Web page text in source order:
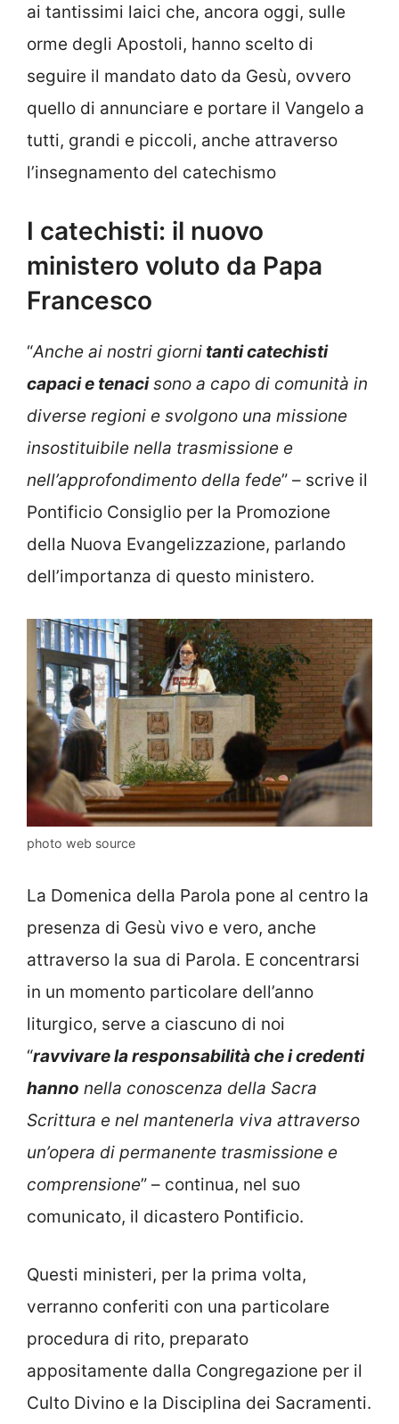
ai tantissimi laici che, ancora oggi, sulle
orme degli Apostoli, hanno scelto di
seguire il mandato dato da Gesù, ovvero
quello di annunciare e portare il Vangelo a
tutti, grandi e piccoli, anche attraverso
l’insegnamento del catechismo
I catechisti: il nuovo
ministero voluto da Papa
Francesco
“Anche ai nostri giorni tanti catechisti
capaci e tenacisono a capo di comunità in
diverse regioni e svolgono una missione
insostituibile nella trasmissione e
nell’approfondimento della fede” – scrive il
Pontificio Consiglio per la Promozione
della Nuova Evangelizzazione, parlando
dell’importanza di questo ministero.
photo web source
La Domenica della Parola pone al centro la
presenza di Gesù vivo e vero, anche
attraverso la sua di Parola. E concentrarsi
in un momento particolare dell’anno
liturgico, serve a ciascuno di noi
“ravvivare la responsabilità che i credenti
hanno nella conoscenza della Sacra
Scrittura e nel mantenerla viva attraverso
un’opera di permanente trasmissione e
comprensione” – continua, nel suo
comunicato, il dicastero Pontificio.
Questi ministeri, per la prima volta,
verranno conferiti con una particolare
procedura di rito, preparato
appositamente dalla Congregazione per il
Culto Divino e la Disciplina dei Sacramenti.